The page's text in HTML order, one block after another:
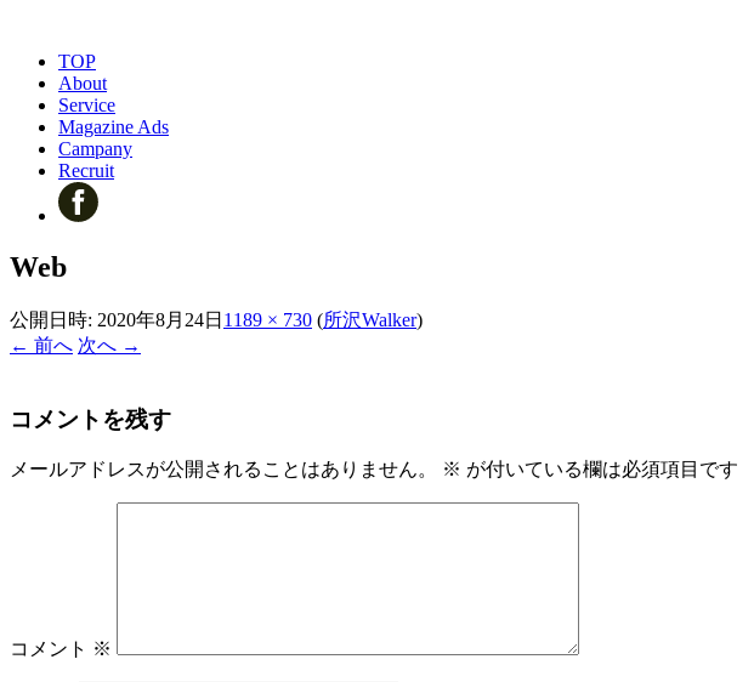
TOP
About
Service
Magazine Ads
Campany
Recruit
Web
公開日時: 2020年8月24日 1189 × 730 (所沢Walker)
← 前へ 次へ →
コメントを残す
メールアドレスが公開されることはありません。 ※ が付いている欄は必須項目です
コメント ※